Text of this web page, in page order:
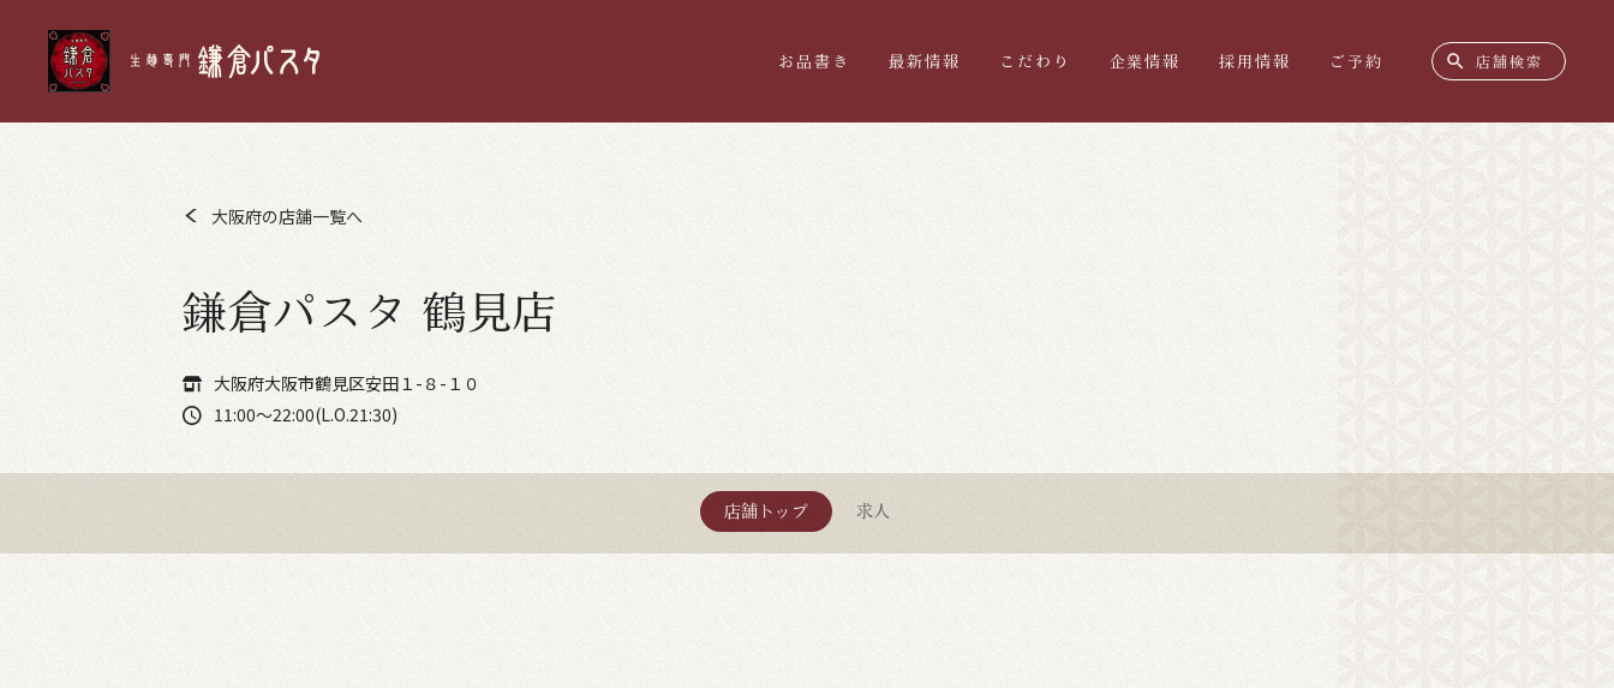
お品書き 最新情報 こだわり 企業情報 採用情報 ご予約 search 店舗検索
大阪府の店舗一覧へ
鎌倉パスタ 鶴見店
大阪府大阪市鶴見区安田１-８-１０
11:00～22:00(L.O.21:30)
店舗トップ 求人